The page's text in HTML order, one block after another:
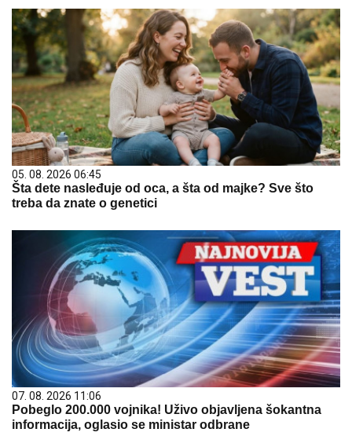
05. 08. 2026 06:45
Šta dete nasleđuje od oca, a šta od majke? Sve što
treba da znate o genetici
07. 08. 2026 11:06
Pobeglo 200.000 vojnika! Uživo objavljena šokantna
informacija, oglasio se ministar odbrane